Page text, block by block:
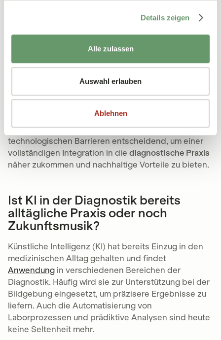
Details zeigen
Alle zulassen
Auswahl erlauben
Ablehnen
Künstliche Intelligenz (KI) hat das Potenzial, die
Grenzen. Dazu zählen die Herausforderungen in der
Datenverarbeitung sowie die Integration in
bestehende Systeme. Diese Limitationen hindern KI-
und erfordern kontinuierliche Weiterentwicklungen.
Während KI bereits vielversprechende Fortschritte
erzielt hat, bleibt die Überwindung dieser
technologischen Barrieren entscheidend, um einer
vollständigen Integration in die diagnostische Praxis
näher zukommen und nachhaltige Vorteile zu bieten.
Ist KI in der Diagnostik bereits
alltägliche Praxis oder noch
Zukunftsmusik?
Künstliche Intelligenz (KI) hat bereits Einzug in den
medizinischen Alltag gehalten und findet
Anwendung in verschiedenen Bereichen der
Diagnostik. Häufig wird sie zur Unterstützung bei der
Bildgebung eingesetzt, um präzisere Ergebnisse zu
liefern. Auch die Automatisierung von
Laborprozessen und prädiktive Analysen sind heute
keine Seltenheit mehr.